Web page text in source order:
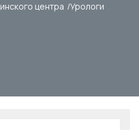
центра Урологи